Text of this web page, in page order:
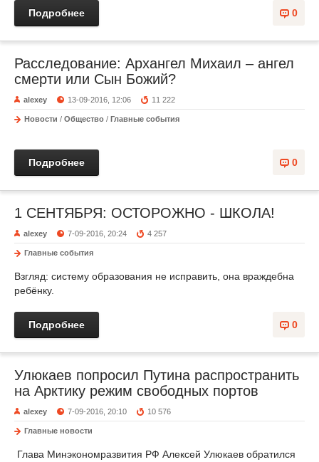
0
Подробнее
Расследование: Архангел Михаил – ангел
смерти или Сын Божий?
alexey 13-09-2016, 12:06 11 222
Новости / Общество / Главные события
0
Подробнее
1 СЕНТЯБРЯ: ОСТОРОЖНО - ШКОЛА!
alexey 7-09-2016, 20:24 4 257
Главные события
Взгляд: систему образования не исправить, она враждебна
ребёнку.
0
Подробнее
Улюкаев попросил Путина распространить
на Арктику режим свободных портов
alexey 7-09-2016, 20:10 10 576
Главные новости
Глава Минэкономразвития РФ Алексей Улюкаев обратился